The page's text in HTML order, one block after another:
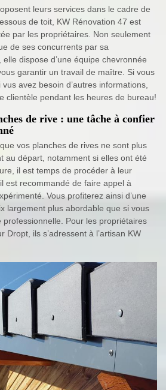
leurs services dans le cadre de
de toit, KW Rénovation 47 est
par les propriétaires. Non seulement
de ses concurrents par sa
dispose d’une équipe chevronnée
garantir un travail de maître. Si vous
avez besoin d’autres informations,
clientèle pendant les heures de bureau!
de rive : une tâche à confier
vos planches de rives ne sont plus
au départ, notamment si elles ont été
il est temps de procéder à leur
est recommandé de faire appel à
Vous profiterez ainsi d’une
largement plus abordable que si vous
Pour les propriétaires
Dropt, ils s’adressent à l’artisan KW